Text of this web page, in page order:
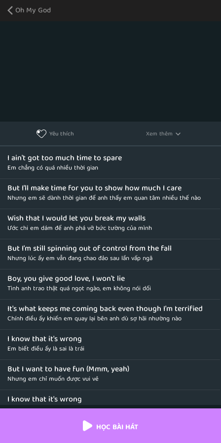
Oh My God
Yêu thích Xem thêm
I ain't got too much time to spare
Em chẳng có quá nhiều thời gian
But I'll make time for you to show how much I care
Nhưng em sẽ dành thời gian để anh thấy em quan tâm nhiều thế nào
Wish that I would let you break my walls
Ước chi em dám để anh phá vỡ bức tường của mình
But I'm still spinning out of control from the fall
Nhưng lúc ấy em vẫn đang chao đảo sau lần vấp ngã
Boy, you give good love, I won't lie
Tình anh trao thật quá ngọt ngào, em không nói dối
It's what keeps me coming back even though I'm terrified
Chính điều ấy khiến em quay lại bên anh dù sợ hãi nhường nào
I know that it's wrong
Em biết điều ấy là sai là trái
But I want to have fun (Mmm, yeah)
Nhưng em chỉ muốn được vui vẻ
I know that it's wrong
Dẫu biết rằng điều ấy không hề đúng
But I want to have fun (Mmm, yeah)
HỌC BÀI HÁT